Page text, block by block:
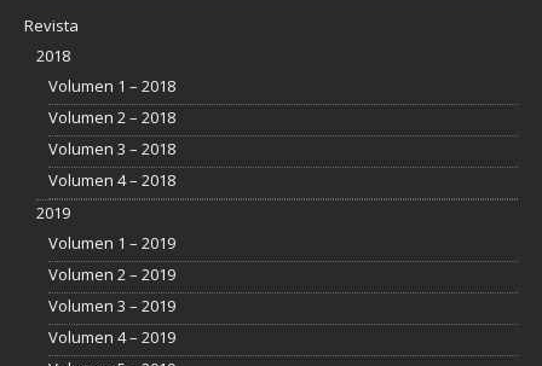
Revista
2018
Volumen 1 – 2018
Volumen 2 – 2018
Volumen 3 – 2018
Volumen 4 – 2018
2019
Volumen 1 – 2019
Volumen 2 – 2019
Volumen 3 – 2019
Volumen 4 – 2019